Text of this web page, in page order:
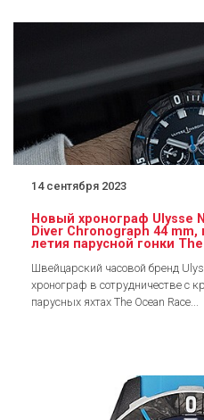
14 сентября 2023
Новый хронограф Ulysse
Diver Chronograph 44
летия парусной гонки
Швейцарский часовой бренд
хронограф в сотрудничестве с
парусных яхтах The Ocean Race...